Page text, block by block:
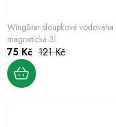
WingStar sloupková vodováha
magnetická 3l
75 Kč 121 Kč